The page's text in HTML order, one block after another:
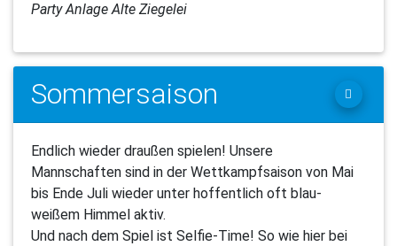
Party Anlage Alte Ziegelei
Sommersaison
Endlich wieder draußen spielen! Unsere
Mannschaften sind in der Wettkampfsaison von Mai
bis Ende Juli wieder unter hoffentlich oft blau-
weißem Himmel aktiv.
Und nach dem Spiel ist Selfie-Time! So wie hier bei